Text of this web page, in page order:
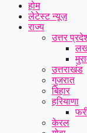
होम
लेटेस्ट न्यूज़
राज्य
उत्तर
उत्तराखंड
गुजरात
बिहार
हरियाणा
केरल